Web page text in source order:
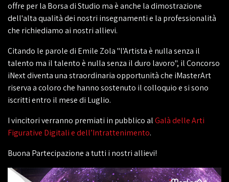
offre per la Borsa di Studio ma è anche la dimostrazione
dell'alta qualità dei nostri insegnamenti e la professionalità
che richiediamo ai nostri allievi.
Citando le parole di Emile Zola "l'Artista è nulla senza il
talento ma il talento è nulla senza il duro lavoro", il Concorso
iNext diventa una straordinaria opportunità che iMasterArt
riserva a coloro che hanno sostenuto il colloquio e si sono
iscritti entro il mese di Luglio.
I vincitori verranno premiati in pubblico alGalà delle Arti
Figurative Digitali e dell’Intrattenimento.
Buona Partecipazione a tutti i nostri allievi!